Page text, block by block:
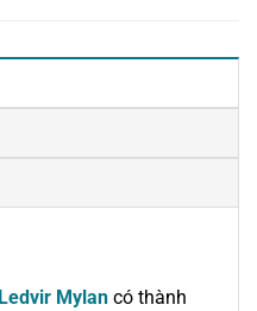
Ledvir Mylan có thành